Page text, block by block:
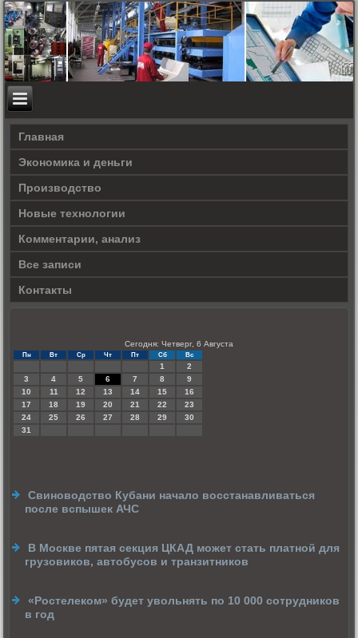
Главная
Экономика и деньги
Производство
Новые технологии
Комментарии, анализ
Все записи
Контакты
Сегодня: Четверг, 6 Августа
Пн Вт Ср Чт Пт Сб Вс
1
2
3
4 5 6 7 8
9
10
11 12 13 14 15
16
17
18 19 20 21 22
23
24
25 26 27 28 29
30
31
Свиноводство Кубани начало восстанавливаться
после вспышек АЧС
В Москве пятая секция ЦКАД может стать платной для
грузовиков, автобусов и транзитников
«Ростелеком» будет увольнять по 10 000 сотрудников
в год